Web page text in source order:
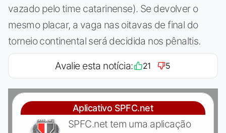
vazado pelo time catarinense). Se devolver o
mesmo placar, a vaga nas oitavas de final do
torneio continental será decidida nos pênaltis.
Avalie esta notícia: 21 5
Aplicativo SPFC.net
SPFC.net tem uma aplicação